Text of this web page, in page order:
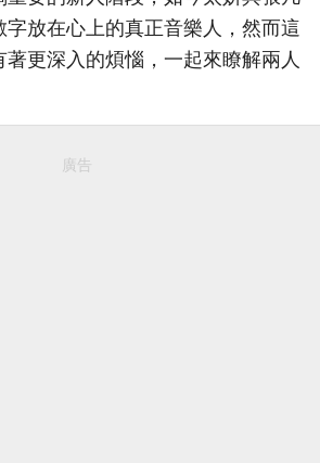
放在心上的真正音樂人，然而這
更深入的煩惱，一起來瞭解兩人
廣告